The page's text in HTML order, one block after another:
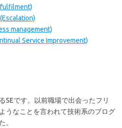
management)
Service Improvement)
SEです。以前職場で出会ったフリ
うなことを言われて技術系のブログ
。